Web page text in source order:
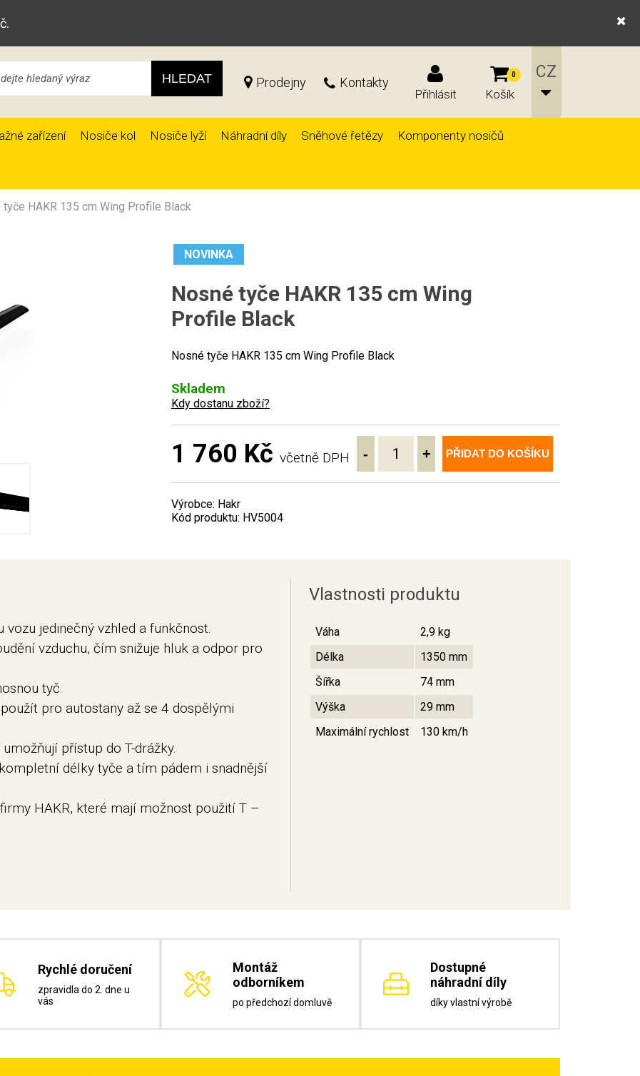
HLEDAT Prodejny Kontakty
Přihlásit
0
Košík
zařízení Nosiče kol Nosiče lyží Náhradní díly Sněhové řetězy Komponenty nosičů
tyče HAKR 135 cm Wing Profile Black
NOVINKA
Nosné tyče HAKR 135 cm Wing
Profile Black
Nosné tyče HAKR 135 cm Wing Profile Black
Skladem
Kdy dostanu zboží?
1 760 Kč včetně DPH - + PŘIDAT DO KOŠÍKU
Výrobce: Hakr
Kód produktu: HV5004
jedinečný vzhled a funkčnost.
vzduchu, čím snižuje hluk a odpor pro
tyč.
pro autostany až se 4 dospělými
přístup do T-drážky.
délky tyče a tím pádem i snadnější
HAKR, které mají možnost použití T –
Vlastnosti produktu
Váha
2,9 kg
Délka
1350 mm
Šířka
74 mm
Výška
29 mm
Maximální rychlost
130 km/h
Rychlé doručení
zpravidla do 2. dne u
vás
Montáž
odborníkem
po předchozí domluvě
Dostupné
náhradní díly
díky vlastní výrobě